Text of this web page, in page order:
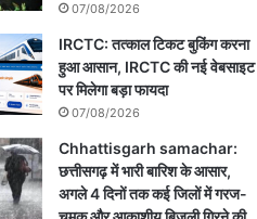
07/08/2026
IRCTC: तत्काल टिकट बुकिंग करना
हुआ आसान, IRCTC की नई वेबसाइट
पर मिलेगा बड़ा फायदा
07/08/2026
Chhattisgarh samachar:
छत्तीसगढ़ में भारी बारिश के आसार,
अगले 4 दिनों तक कई जिलों में गरज-